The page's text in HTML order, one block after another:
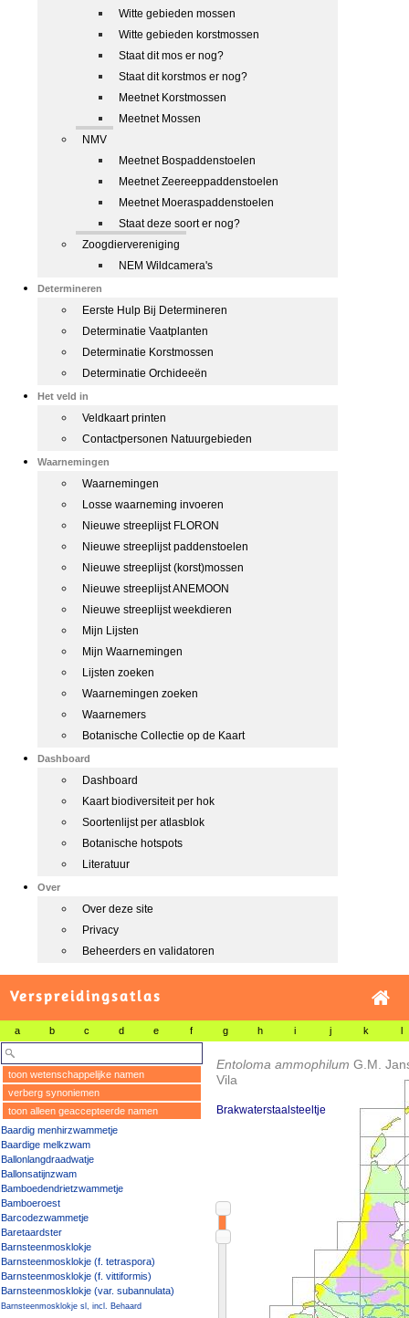
Witte gebieden mossen
Witte gebieden korstmossen
Staat dit mos er nog?
Staat dit korstmos er nog?
Meetnet Korstmossen
Meetnet Mossen
NMV
Meetnet Bospaddenstoelen
Meetnet Zeereeppaddenstoelen
Meetnet Moeraspaddenstoelen
Staat deze soort er nog?
Zoogdiervereniging
NEM Wildcamera's
Determineren
Eerste Hulp Bij Determineren
Determinatie Vaatplanten
Determinatie Korstmossen
Determinatie Orchideeën
Het veld in
Veldkaart printen
Contactpersonen Natuurgebieden
Waarnemingen
Waarnemingen
Losse waarneming invoeren
Nieuwe streeplijst FLORON
Nieuwe streeplijst paddenstoelen
Nieuwe streeplijst (korst)mossen
Nieuwe streeplijst ANEMOON
Nieuwe streeplijst weekdieren
Mijn Lijsten
Mijn Waarnemingen
Lijsten zoeken
Waarnemingen zoeken
Waarnemers
Botanische Collectie op de Kaart
Dashboard
Dashboard
Kaart biodiversiteit per hok
Soortenlijst per atlasblok
Botanische hotspots
Literatuur
Over
Over deze site
Privacy
Beheerders en validatoren
Verspreidingsatlas
a b c d e f g h i j k l
toon wetenschappelijke namen
verberg synoniemen
toon alleen geaccepteerde namen
Baardig menhirzwammetje
Baardige melkzwam
Ballonlangdraadwatje
Ballonsatijnzwam
Bamboedendrietzwammetje
Bamboeroest
Barcodezwammetje
Baretaardster
Barnsteenmosklokje
Barnsteenmosklokje (f. tetraspora)
Barnsteenmosklokje (f. vittiformis)
Barnsteenmosklokje (var. subannulata)
Barnsteenmosklokje sl, incl. Behaard
Entoloma ammophilum G.M.
Vila
Brakwaterstaalsteeltje